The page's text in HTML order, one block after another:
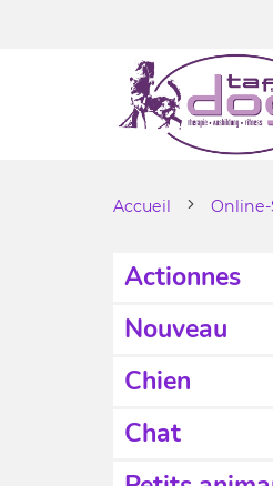
Accueil
Actionnes
Nouveau
Chien
Chat